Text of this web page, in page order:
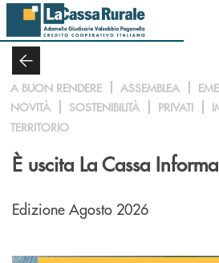
Salta al contenuto principale
A BUON RENDERE ASSEMBLEA
NOVITÀ
SOSTENIBILITÀ PRIVATI
TERRITORIO
È uscita La Cassa
Edizione Agosto 2026